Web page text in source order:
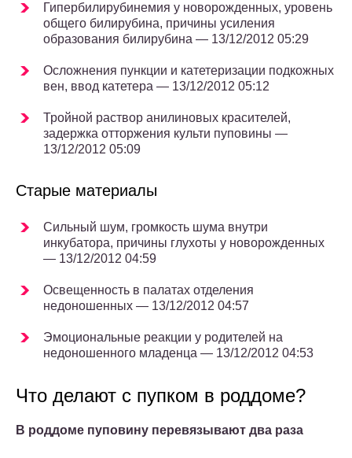
Гипербилирубинемия у новорожденных, уровень
общего билирубина, причины усиления
образования билирубина — 13/12/2012 05:29
Осложнения пункции и катетеризации подкожных
вен, ввод катетера — 13/12/2012 05:12
Тройной раствор анилиновых красителей,
задержка отторжения культи пуповины —
13/12/2012 05:09
Старые материалы
Сильный шум, громкость шума внутри
инкубатора, причины глухоты у новорожденных
— 13/12/2012 04:59
Освещенность в палатах отделения
недоношенных — 13/12/2012 04:57
Эмоциональные реакции у родителей на
недоношенного младенца — 13/12/2012 04:53
Что делают с пупком в роддоме?
В роддоме пуповину перевязывают два раза